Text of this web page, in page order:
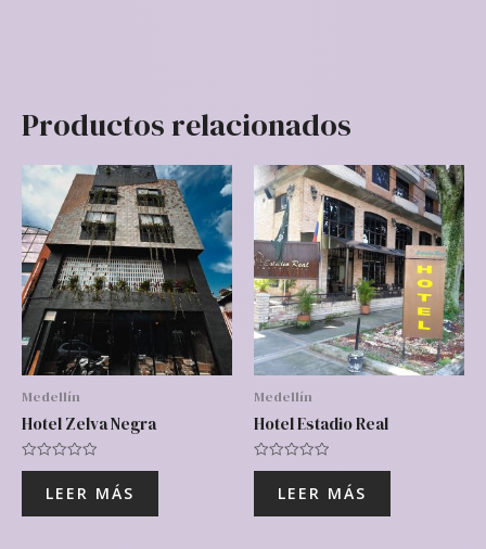
Productos relacionados
Medellín
Hotel Zelva Negra
Valorado
LEER MÁS
Medellín
Hotel Estadio Real
Valorado
LEER MÁS